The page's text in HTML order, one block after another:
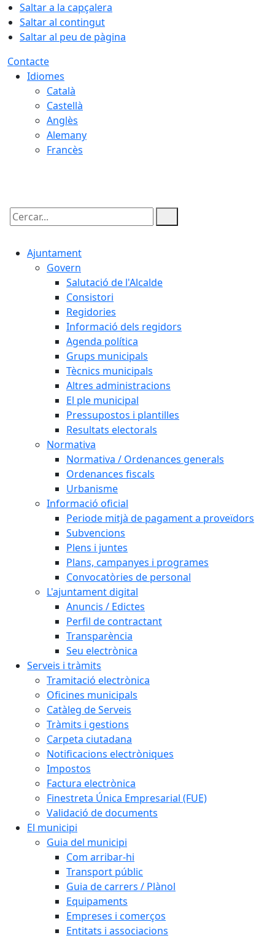
Saltar a la capçalera
Saltar al contingut
Saltar al peu de pàgina
Contacte
Idiomes
Català
Castellà
Anglès
Alemany
Francès
Cercar:
Ajuntament
Govern
Salutació de l'Alcalde
Consistori
Regidories
Informació dels regidors
Agenda política
Grups municipals
Tècnics municipals
Altres administracions
El ple municipal
Pressupostos i plantilles
Resultats electorals
Normativa
Normativa / Ordenances generals
Ordenances fiscals
Urbanisme
Informació oficial
Periode mitjà de pagament a proveïdors
Subvencions
Plens i juntes
Plans, campanyes i programes
Convocatòries de personal
L'ajuntament digital
Anuncis / Edictes
Perfil de contractant
Transparència
Seu electrònica
Serveis i tràmits
Tramitació electrònica
Oficines municipals
Catàleg de Serveis
Tràmits i gestions
Carpeta ciutadana
Notificacions electròniques
Impostos
Factura electrònica
Finestreta Única Empresarial (FUE)
Validació de documents
El municipi
Guia del municipi
Com arribar-hi
Transport públic
Guia de carrers / Plànol
Equipaments
Empreses i comerços
Entitats i associacions